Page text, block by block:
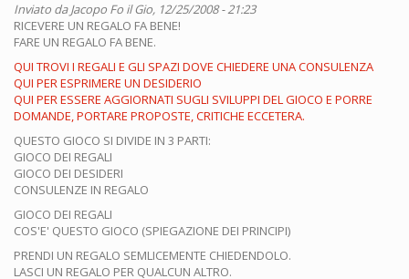
Inviato daJacopo Fo il Gio, 12/25/2008 - 21:23
RICEVERE UN REGALO FA BENE!
FARE UN REGALO FA BENE.
QUI TROVI I REGALI E GLI SPAZI DOVE CHIEDERE UNA CONSULENZA
QUI PER ESPRIMERE UN DESIDERIO
QUI PER ESSERE AGGIORNATI SUGLI SVILUPPI DEL GIOCO E PORRE
DOMANDE, PORTARE PROPOSTE, CRITICHE ECCETERA.
QUESTO GIOCO SI DIVIDE IN 3 PARTI:
GIOCO DEI REGALI
GIOCO DEI DESIDERI
CONSULENZE IN REGALO
GIOCO DEI REGALI
COS'E' QUESTO GIOCO (SPIEGAZIONE DEI PRINCIPI)
PRENDI UN REGALO SEMLICEMENTE CHIEDENDOLO.
LASCI UN REGALO PER QUALCUN ALTRO.